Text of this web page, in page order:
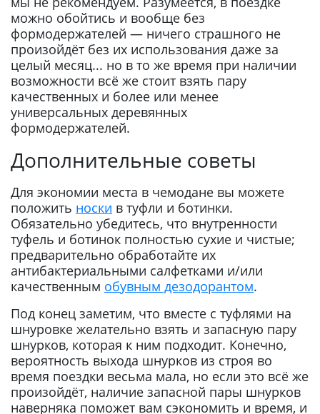
можно обойтись и вообще без
формодержателей — ничего страшного не
произойдёт без их использования даже за
целый месяц... но в то же время при наличии
возможности всё же стоит взять пару
качественных и более или менее
универсальных деревянных
формодержателей.
Дополнительные советы
Для экономии места в чемодане вы можете
положить носки в туфли и ботинки.
Обязательно убедитесь, что внутренности
туфель и ботинок полностью сухие и чистые;
предварительно обработайте их
антибактериальными салфетками и/или
качественным обувным дезодорантом.
Под конец заметим, что вместе с туфлями на
шнуровке желательно взять и запасную пару
шнурков, которая к ним подходит. Конечно,
вероятность выхода шнурков из строя во
время поездки весьма мала, но если это всё же
произойдёт, наличие запасной пары шнурков
наверняка поможет вам сэкономить и время, и